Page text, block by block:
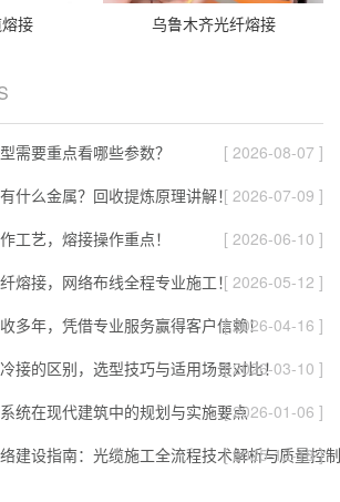
接 乌鲁木齐光纤熔接
需要重点看哪些参数？
[ 2026-08-07 ]
什么金属？回收提炼原理讲解！[ 2026-07-09 ]
工艺，熔接操作重点！
[ 2026-06-10 ]
熔接，网络布线全程专业施工！[ 2026-05-12 ]
多年，凭借专业服务赢得客户信赖！[ 2026-04-16 ]
接的区别，选型技巧与适用场景对比！
[ 2026-03-10 ]
统在现代建筑中的规划与实施要点[ 2026-01-06 ]
建设指南：光缆施工全流程技术解析与质量控制
[ 2025-12-18 ]